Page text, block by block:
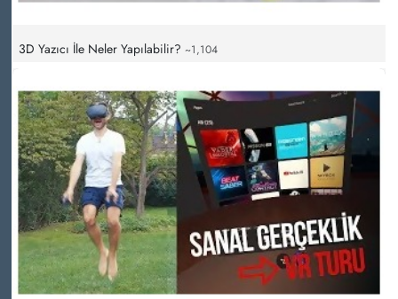
3D Yazıcı İle Neler Yapılabilir? ~1,104